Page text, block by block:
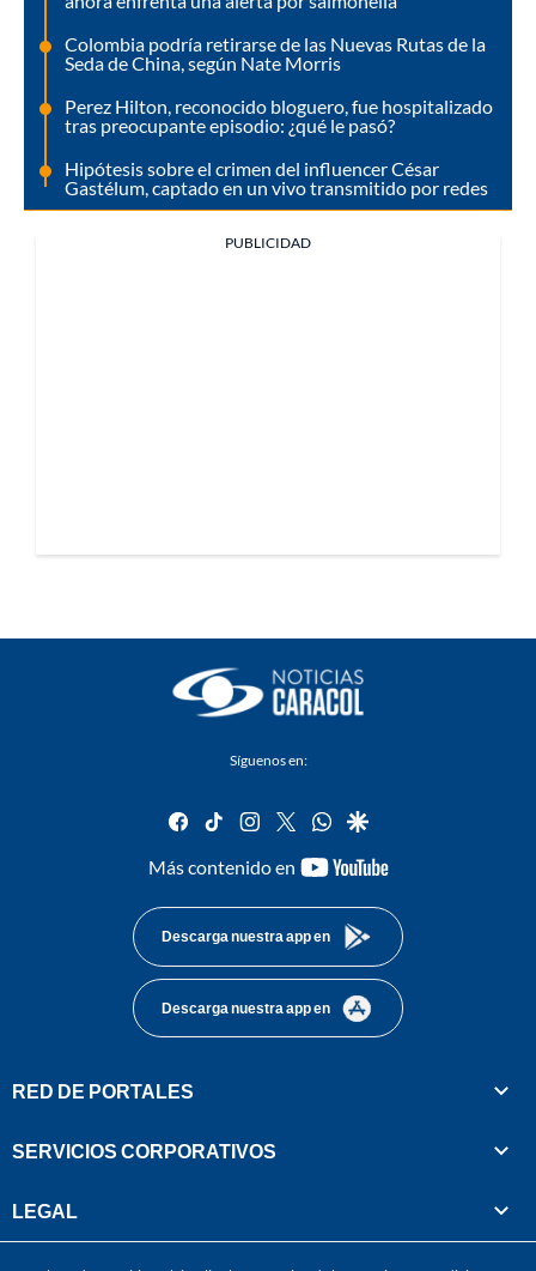
Colombia podría retirarse de las Nuevas Rutas de la
Seda de China, según Nate Morris
Perez Hilton, reconocido bloguero, fue hospitalizado
tras preocupante episodio: ¿qué le pasó?
Hipótesis sobre el crimen del influencer César
Gastélum, captado en un vivo transmitido por redes
PUBLICIDAD
Síguenos en:
facebook
tiktok instagram
twitterwhatsapp
google
Más contenido en
youtube-
Descarga nuestra app en
Descarga nuestra app en
RED DE PORTALES
SERVICIOS CORPORATIVOS
LEGAL